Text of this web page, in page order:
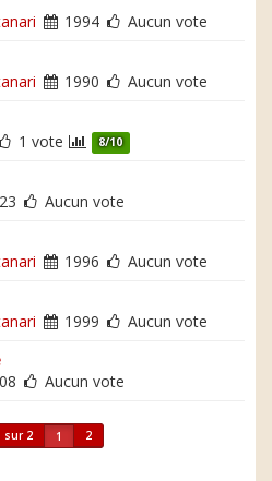
1994
Aucun vote
1990
Aucun vote
1 vote 8/10
Aucun vote
1996
Aucun vote
1999
Aucun vote
Aucun vote
sur 2 1 2